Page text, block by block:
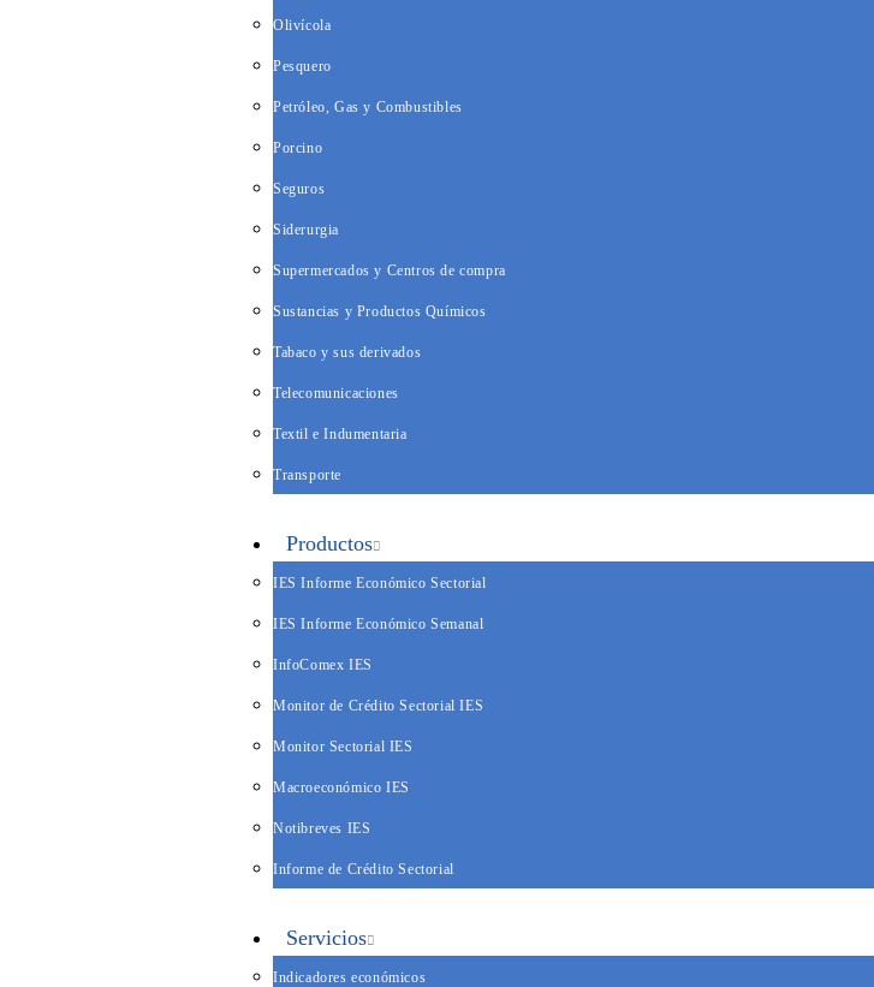
Olivícola
Pesquero
Petróleo, Gas y Combustibles
Porcino
Seguros
Siderurgia
Supermercados y Centros de compra
Sustancias y Productos Químicos
Tabaco y sus derivados
Telecomunicaciones
Textil e Indumentaria
Transporte
Productos
IES Informe Económico Sectorial
IES Informe Económico Semanal
InfoComex IES
Monitor de Crédito Sectorial IES
Monitor Sectorial IES
Macroeconómico IES
Notibreves IES
Informe de Crédito Sectorial
Servicios
Indicadores económicos